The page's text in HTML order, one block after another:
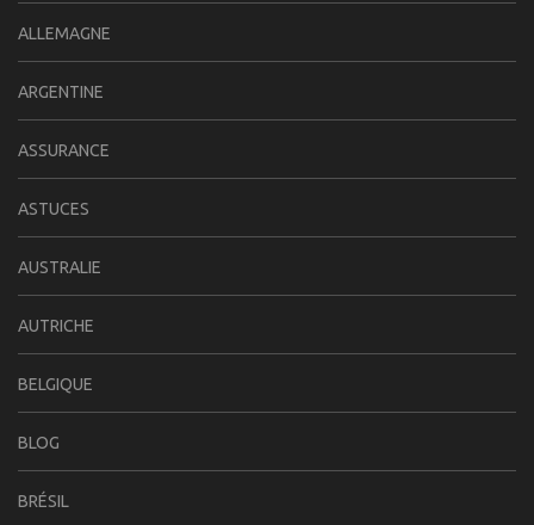
ALLEMAGNE
ARGENTINE
ASSURANCE
ASTUCES
AUSTRALIE
AUTRICHE
BELGIQUE
BLOG
BRÉSIL